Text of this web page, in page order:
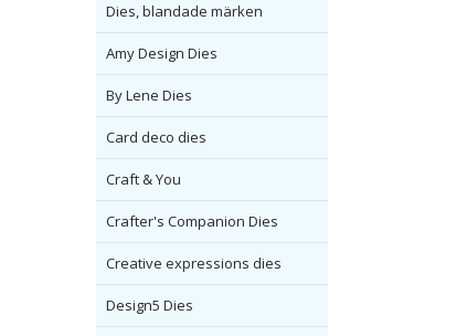
Dies, blandade märken
Amy Design Dies
By Lene Dies
Card deco dies
Craft & You
Crafter's Companion Dies
Creative expressions dies
Design5 Dies